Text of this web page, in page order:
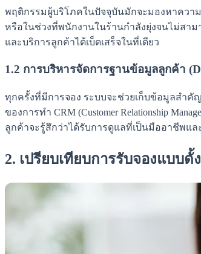
พฤติกรรมผู้บริโภคในปัจจุบันมักจะมองหาควา
หรือในช่วงที่พนักงานในร้านกำลังยุ่งจนไม่สาม
และบริการลูกค้าได้เบ็ดเสร็จในที่เดียว
1.2 การบริหารจัดการฐานข้อมูลลูกค้า
ทุกครั้งที่มีการจอง ระบบจะช่วยเก็บข้อมูลสำ
ของการทำ CRM (Customer Relationship
ลูกค้าจะรู้สึกว่าได้รับการดูแลที่เป็นมืออาชีพแล
2. เปรียบเทียบการรับจองแบบดั้